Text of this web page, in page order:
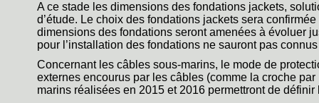
A ce stade les dimensions des fondations jackets,
d’étude. Le choix des fondations jackets sera
dimensions des fondations seront amenées à évoluer
pour l’installation des fondations ne sauront pas
Concernant les câbles sous-marins, le mode de
externes encourus par les câbles (comme la croche
marins réalisées en 2015 et 2016 permettront de